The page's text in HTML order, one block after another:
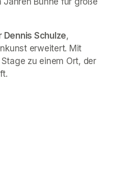
Dennis Schulze,
erweitert. Mit
zu einem Ort, der